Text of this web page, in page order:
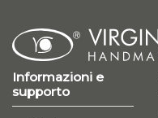
Informazioni e
supporto